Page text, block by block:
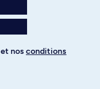
et nos conditions